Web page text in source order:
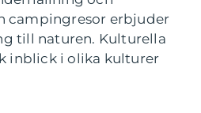
campingresor erbjuder
till naturen. Kulturella
inblick i olika kulturer